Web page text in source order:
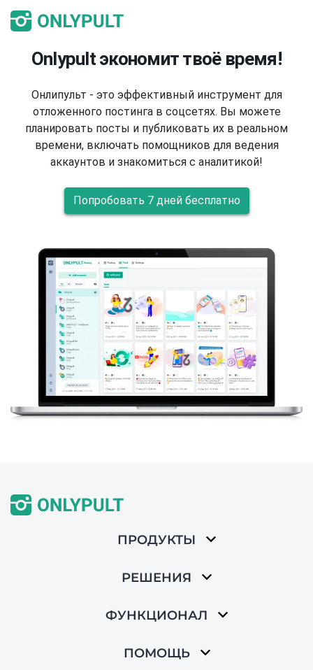
Onlypult экономит твоё время!
Онлипульт - это эффективный инструмент для
отложенного постинга в соцсетях. Вы можете
планировать посты и публиковать их в реальном
времени, включать помощников для ведения
аккаунтов и знакомиться с аналитикой!
Попробовать 7 дней бесплатно
ПРОДУКТЫ
РЕШЕНИЯ
ФУНКЦИОНАЛ
ПОМОЩЬ